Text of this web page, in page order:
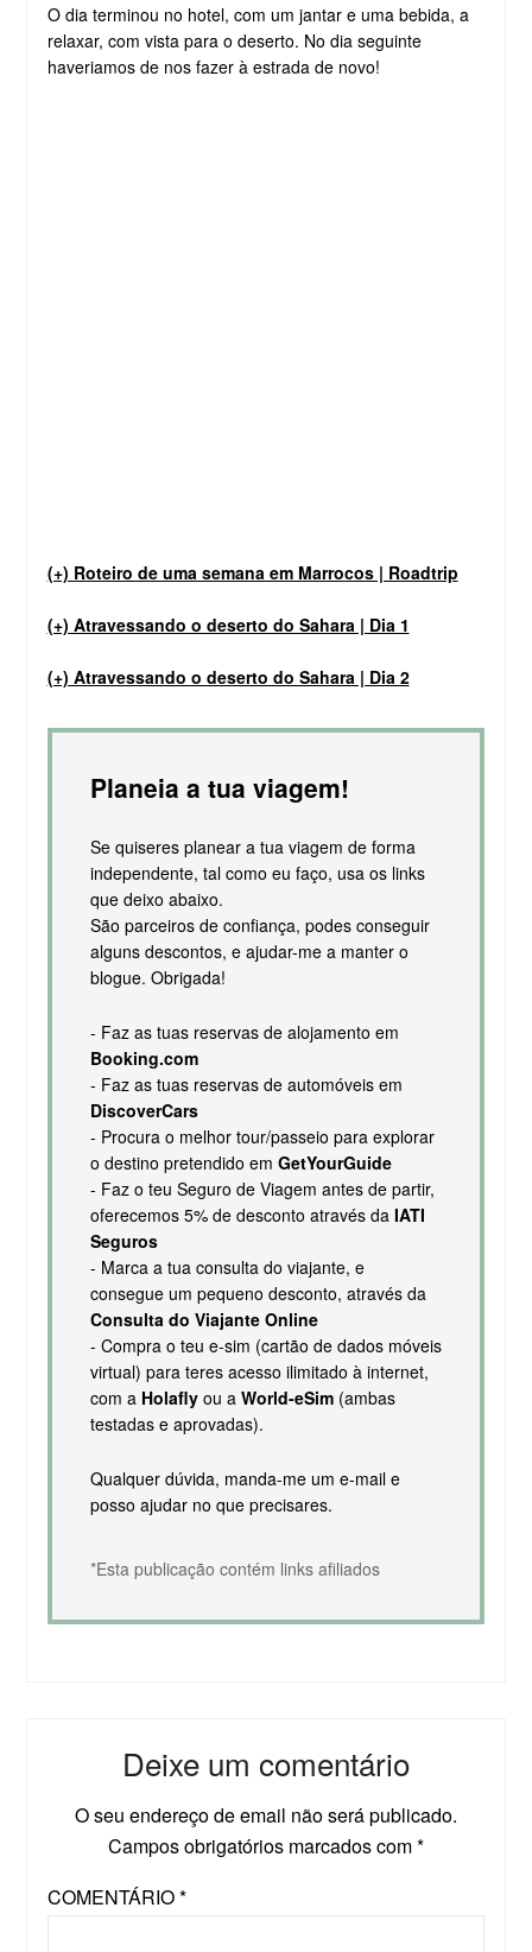
O dia terminou no hotel, com um jantar e uma bebida, a
relaxar, com vista para o deserto. No dia seguinte
haveriamos de nos fazer à estrada de novo!
(+) Roteiro de uma semana em Marrocos | Roadtrip
(+) Atravessando o deserto do Sahara | Dia 1
(+) Atravessando o deserto do Sahara | Dia 2
Planeia a tua viagem!
Se quiseres planear a tua viagem de forma
independente, tal como eu faço, usa os links
que deixo abaixo.
São parceiros de confiança, podes conseguir
alguns descontos, e ajudar-me a manter o
blogue. Obrigada!
- Faz as tuas reservas de alojamento em
Booking.com
- Faz as tuas reservas de automóveis em
DiscoverCars
- Procura o melhor tour/passeio para explorar
o destino pretendido em GetYourGuide
- Faz o teu Seguro de Viagem antes de partir,
oferecemos 5% de desconto através da IATI
Seguros
- Marca a tua consulta do viajante, e
consegue um pequeno desconto, através da
Consulta do Viajante Online
- Compra o teu e-sim (cartão de dados móveis
virtual) para teres acesso ilimitado à internet,
com a Holaflyou a World-eSim(ambas
testadas e aprovadas).
Qualquer dúvida, manda-me um e-mail e
posso ajudar no que precisares.
*Esta publicação contém links afiliados
Deixe um comentário
O seu endereço de email não será publicado.
Campos obrigatórios marcados com*
COMENTÁRIO*